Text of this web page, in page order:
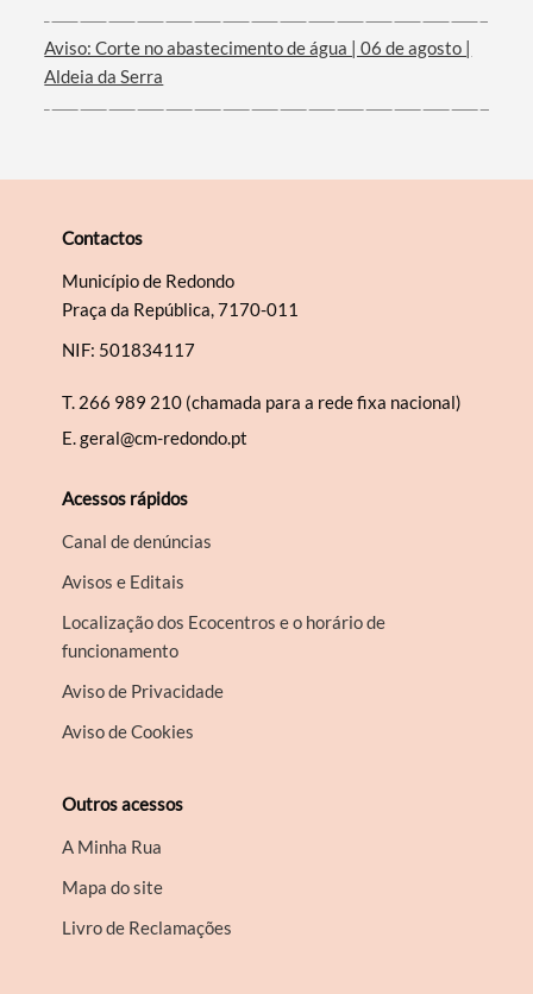
Aviso: Corte no abastecimento de água | 06 de agosto |
Aldeia da Serra
Contactos
Município de Redondo
Praça da República, 7170-011
NIF: 501834117
T. 266 989 210 (chamada para a rede fixa nacional)
E.geral@cm-redondo.pt
Acessos rápidos
Canal de denúncias
Avisos e Editais
Localização dos Ecocentros e o horário de
funcionamento
Aviso de Privacidade
Aviso de Cookies
Outros acessos
A Minha Rua
Mapa do site
Livro de Reclamações